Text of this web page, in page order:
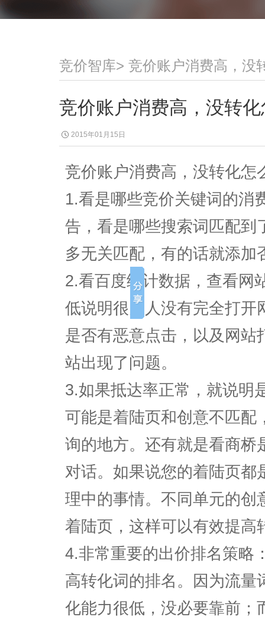
竞价智库> 竞价账户消费高，没
竞价账户消费高，没转
2015年01月15日
竞价账户消费高，没转化怎
1.看是哪些竞价关键词的消
告，看是哪些搜索词匹配到
多无关匹配，有的话就添加
2.看百度统计数据，查看网
低说明很多人没有完全打开
是否有恶意点击，以及网站
站出现了问题。
3.如果抵达率正常，就说明
可能是着陆页和创意不匹配
询的地方。还有就是看商桥
对话。如果说您的着陆页
理中的事情。不同单元的创
着陆页，这样可以有效提高
4.非常重要的出价排名策略
高转化词的排名。因为流量
化能力很低，没必要靠前；